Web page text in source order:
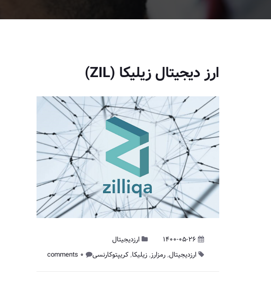
ارز دیجیتال زیلیکا (ZIL)
1400-05-26
ارزدیجیتال
ارزدیجیتال,رمزارز,زیلیکا,کریپتوکارنسی 0 comments